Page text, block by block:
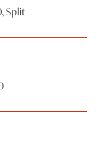
Split